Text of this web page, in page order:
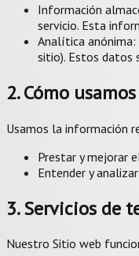
Información
servicio. Esta
Analítica anónima:
sitio). Estos datos
2. Cómo
Usamos la información
Prestar y mejorar
Entender y
3. Servicios de
Nuestro Sitio web